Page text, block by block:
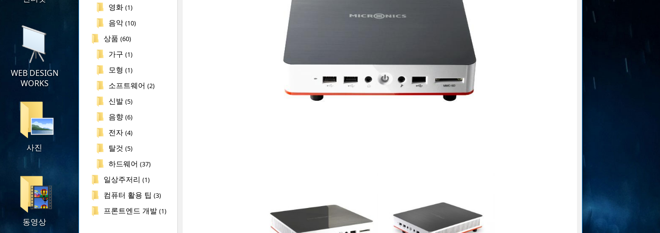
WEB DESIGN
WORKS
사진
동영상
영화 (1)
음악 (10)
상품 (60)
가구 (1)
모형 (1)
소프트웨어 (2)
신발 (5)
음향 (6)
전자 (4)
탈것 (5)
하드웨어 (37)
일상주저리 (1)
컴퓨터 활용 팁 (3)
프론트엔드 개발 (1)